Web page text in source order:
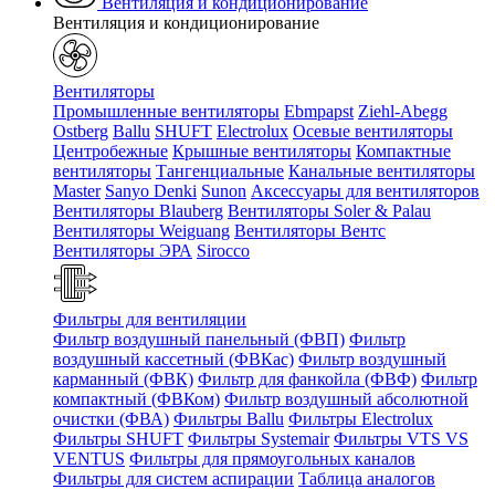
Вентиляция и кондиционирование
Вентиляторы
Промышленные вентиляторы Ebmpapst Ziehl-Abegg
Ostberg Ballu SHUFT Electrolux Осевые вентиляторы
Центробежные Крышные вентиляторы Компактные
вентиляторы Тангенциальные Канальные вентиляторы
Master Sanyo Denki Sunon Аксессуары для вентиляторов
Вентиляторы Blauberg Вентиляторы Soler & Palau
Вентиляторы Weiguang Вентиляторы Вентс
Вентиляторы ЭРА Sirocco
Фильтры для вентиляции
Фильтр воздушный панельный (ФВП) Фильтр
воздушный кассетный (ФВКас) Фильтр воздушный
карманный (ФВК) Фильтр для фанкойла (ФВФ) Фильтр
компактный (ФВКом) Фильтр воздушный абсолютной
очистки (ФВА) Фильтры Ballu Фильтры Electrolux
Фильтры SHUFT Фильтры Systemair Фильтры VTS VS
VENTUS Фильтры для прямоугольных каналов
Фильтры для систем аспирации Таблица аналогов